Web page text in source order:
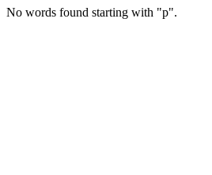
No words found starting with "p".